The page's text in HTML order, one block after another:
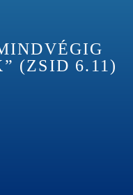
(ZSID 6.11)